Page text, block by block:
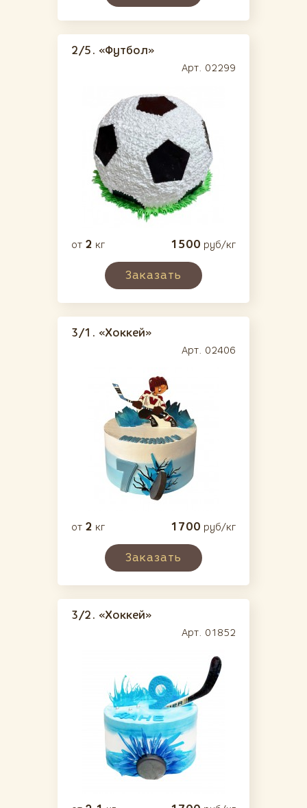
2/5. «Футбол»
Арт. 02299
от 2 кг 1500 руб/кг
Заказать
3/1. «Хоккей»
Арт. 02406
от 2 кг 1700 руб/кг
Заказать
3/2. «Хоккей»
Арт. 01852